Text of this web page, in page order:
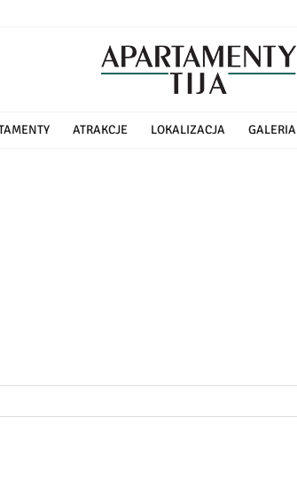
ATRAKCJE LOKALIZACJA GALERIA